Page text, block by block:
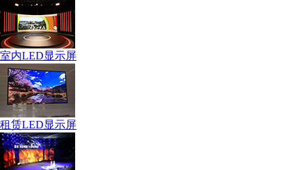
室内LED显示屏
租赁LED显示屏